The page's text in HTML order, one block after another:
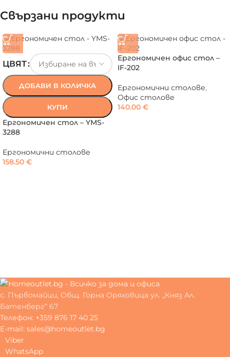
Свързани продукти
ЦВЯТ
ДОБАВИ В КОЛИЧКА
КУПИ
Ергономичен стол – YMS-
3288
Ергономични столове
158.50 €
Ергономичен офис стол –
IF-202
Ергономични столове,
Офис столове
140.00 €
с. Първомайци, Общ. Горна Оряховица ул. „Княз Ал.
Батенберг“ 67
Телефон: +359 876 17 40 25
E-mail: sales@homeoutlet.bg
Viber
WhatsApp